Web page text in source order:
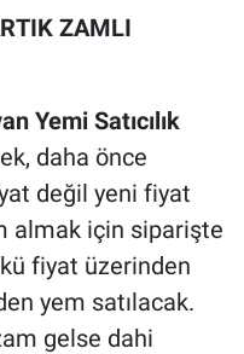
ZAMLI
Yemi Satıcılık
daha önce
değil yeni fiyat
almak için siparişte
fiyat üzerinden
yem satılacak.
gelse dahi